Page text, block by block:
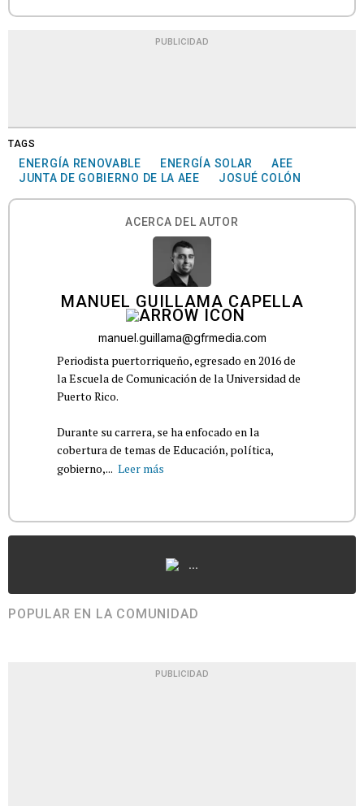
PUBLICIDAD
TAGS
ENERGÍA RENOVABLE ENERGÍA SOLAR
AEE
JUNTA DE GOBIERNO DE LA AEE
JOSUÉ COLÓN
ACERCA DEL AUTOR
MANUEL GUILLAMA CAPELLA
manuel.guillama@gfrmedia.com
Periodista puertorriqueño, egresado en 2016 de
la Escuela de Comunicación de la Universidad de
Puerto Rico.
Durante su carrera, se ha enfocado en la
cobertura de temas de Educación, política,
gobierno,... Leer más
...
POPULAR EN LA COMUNIDAD
PUBLICIDAD